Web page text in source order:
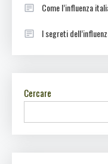
Come l’influenza
I segreti
Cercare